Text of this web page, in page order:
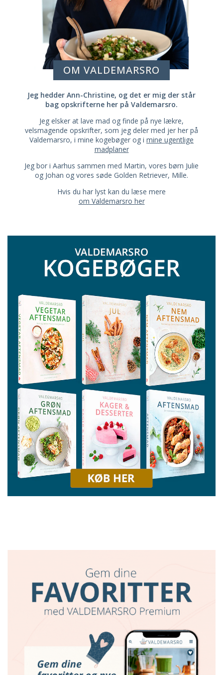
OM VALDEMARSRO
Jeg hedder Ann-Christine, og det er mig der står
bag opskrifterne her på Valdemarsro.
Jeg elsker at lave mad og finde på nye lækre,
velsmagende opskrifter, som jeg deler med jer her på
Valdemarsro, i mine kogebøger og i mine ugentlige
madplaner
Jeg bor i Aarhus sammen med Martin, vores børn Julie
og Johan og vores søde Golden Retriever, Mille.
Hvis du har lyst kan du læse mere
om Valdemarsro her